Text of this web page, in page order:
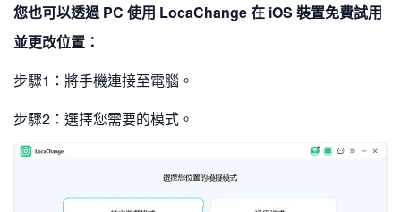
您也可以透過 PC 使用 LocaChange 在 iOS 裝置免費試用
並更改位置：
步驟1：將手機連接至電腦。
步驟2：選擇您需要的模式。